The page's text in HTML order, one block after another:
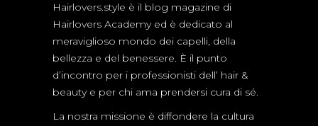
Hairlovers.style è il blog magazine di
Hairlovers Academy ed è dedicato al
meraviglioso mondo dei capelli, della
bellezza e del benessere. È il punto
d’incontro per i professionisti dell’ hair &
beauty e per chi ama prendersi cura di sé.
La nostra missione è diffondere la cultura